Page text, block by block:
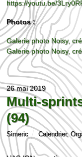
https://youtu.be/
Photos :
Galerie photo Noisy,
Galerie photo Noisy,
26 mai 2019
Multi-
(94)
Simeric Calendrier,